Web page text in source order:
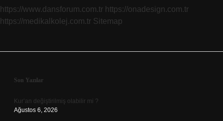
https://www.dansforum.com.tr https://onadesign.com.tr
https://medikalkolej.com.tr Sitemap
Sidebar
Son Yazılar
Kur’an değiştirilmiş olabilir mi ?
Ağustos 6, 2026